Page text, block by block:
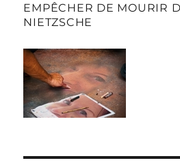
EMPÊCHER DE MOURIR
NIETZSCHE